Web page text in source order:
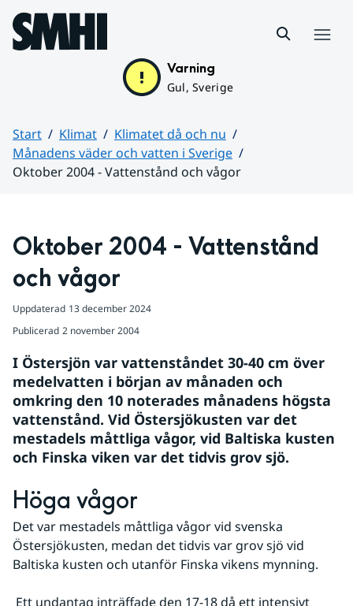
Hoppa till sidans innehåll
Varning
Gul, Sverige
Start Klimat
Klimatet då och nu
Månadens väder och vatten i Sverige
Oktober 2004 - Vattenstånd och vågor
Oktober 2004 - Vattenstånd
och vågor
Uppdaterad 13 december 2024
Publicerad 2 november 2004
I Östersjön var vattenståndet 30-40 cm över
medelvatten i början av månaden och
omkring den 10 noterades månadens högsta
vattenstånd. Vid Östersjökusten var det
mestadels måttliga vågor, vid Baltiska kusten
och Finska viken var det tidvis grov sjö.
Höga vågor
Det var mestadels måttliga vågor vid svenska
Östersjökusten, medan det tidvis var grov sjö vid
Baltiska kusten och utanför Finska vikens mynning.